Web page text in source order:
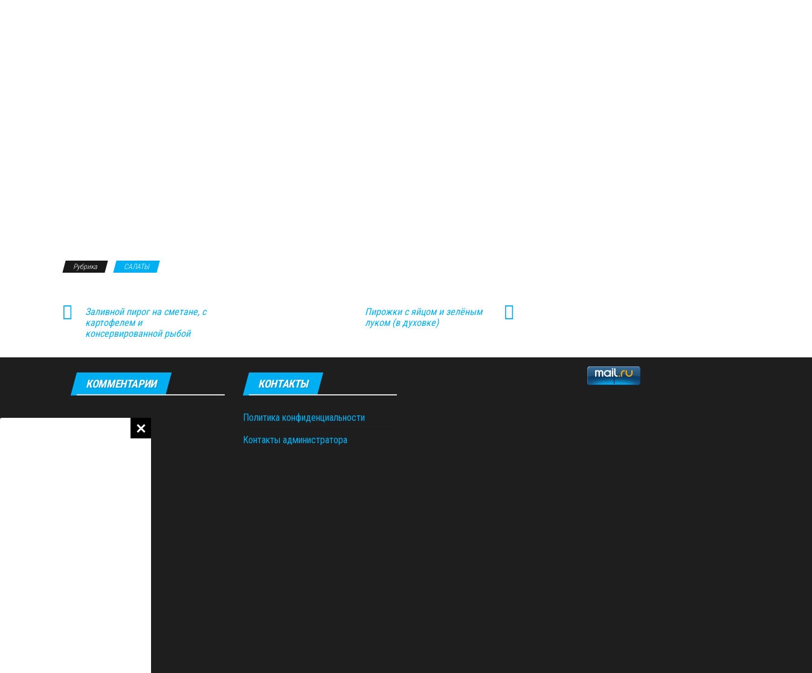
Рубрика САЛАТЫ
Заливной пирог на сметане, с
картофелем и
консервированной рыбой
Пирожки с яйцом и зелёным
луком (в духовке)
КОММЕНТАРИИ КОНТАКТЫ
Политика конфиденциальности
Контакты администратора